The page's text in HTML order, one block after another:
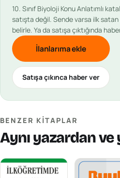
10. Sınıf Biyoloji Konu Anlatımlı
satışta değil. Sende varsa ilk
belirle. Ya da satışa çıktığında
İlanlarıma ekle
Satışa çıkınca haber ver
BENZER KITAPLAR
Aynı yazardan ve